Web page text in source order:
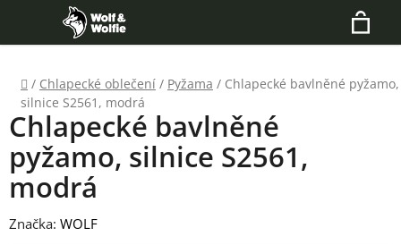
obsah
Hledat
Domů
/ Chlapecké oblečení / Pyžama / Chlapecké bavlněné pyžamo,
silnice S2561, modrá
Chlapecké bavlněné
pyžamo, silnice S2561,
modrá
Značka: WOLF